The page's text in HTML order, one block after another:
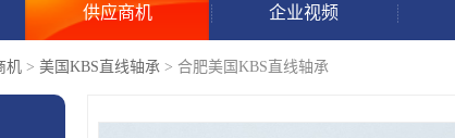
供应商机 企业视频
机 > 美国KBS直线轴承 > 合肥美国KBS直线轴承